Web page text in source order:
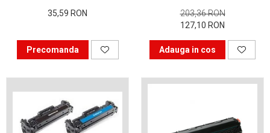
Bucură-te mai mult timp de
folosești corect.
În căutarea cartușului
Istoria imprimantei
35,59 RON
Precomanda
203,36 RON
127,10 RON
Adauga in cos